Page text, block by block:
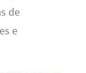
de
e